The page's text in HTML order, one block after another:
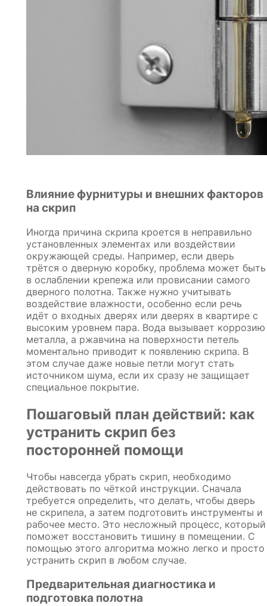
Влияние фурнитуры и внешних факторов
на скрип
Иногда причина скрипа кроется в неправильно
установленных элементах или воздействии
окружающей среды. Например, если дверь
трётся о дверную коробку, проблема может быть
в ослаблении крепежа или провисании самого
дверного полотна. Также нужно учитывать
воздействие влажности, особенно если речь
идёт о входных дверях или дверях в квартире с
высоким уровнем пара. Вода вызывает коррозию
металла, а ржавчина на поверхности петель
моментально приводит к появлению скрипа. В
этом случае даже новые петли могут стать
источником шума, если их сразу не защищает
специальное покрытие.
Пошаговый план действий: как
устранить скрип без
посторонней помощи
Чтобы навсегда убрать скрип, необходимо
действовать по чёткой инструкции. Сначала
требуется определить, что делать, чтобы дверь
не скрипела, а затем подготовить инструменты и
рабочее место. Это несложный процесс, который
поможет восстановить тишину в помещении. С
помощью этого алгоритма можно легко и просто
устранить скрип в любом случае.
Предварительная диагностика и
подготовка полотна